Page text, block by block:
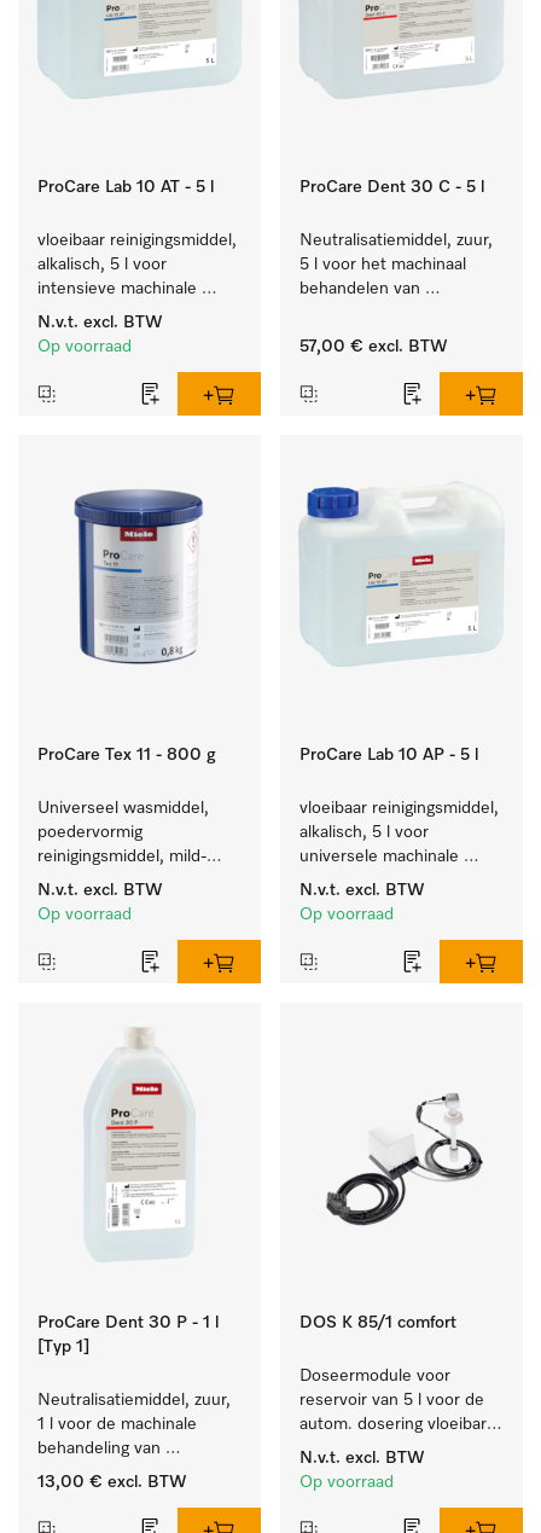
ProCare Lab 10 AT - 5 l
vloeibaar reinigingsmiddel,
alkalisch, 5 l voor
intensieve machinale
reiniging van
laboratoriumglaswerk en -
N.v.t. excl. BTW
Op voorraad
ProCare Dent 30 C - 5 l
Neutralisatiemiddel, zuur,
5 l voor het machinaal
behandelen van
transmissie-instrumenten.
57,00 € excl. BTW
ProCare Tex 11 - 800 g
Universeel wasmiddel,
poedervormig
reinigingsmiddel, mild-
alkalisch, 800 kg voor het
reinigen van wit wasgoed
N.v.t. excl. BTW
Op voorraad
ProCare Lab 10 AP - 5 l
vloeibaar reinigingsmiddel,
alkalisch, 5 l voor
universele machinale
reiniging van
laboratoriumglaswerk en -
N.v.t. excl. BTW
Op voorraad
ProCare Dent 30 P - 1 l
[Typ 1]
Neutralisatiemiddel, zuur,
1 l voor de machinale
behandeling van
tandheelkundige
13,00 € excl. BTW
DOS K 85/1 comfort
Doseermodule voor
reservoir van 5 l voor de
autom. dosering vloeibare
reinigingsmiddelen, met
niveaudetectie.
N.v.t. excl. BTW
Op voorraad